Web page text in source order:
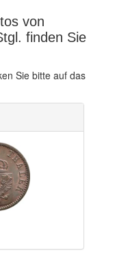
von
finden Sie
Sie bitte auf das